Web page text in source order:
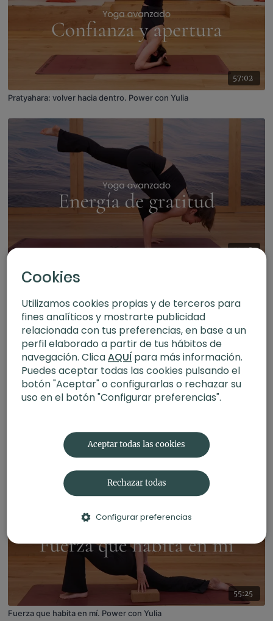
57:02
Pratyahara: volver hacia dentro. Power con Yulia
52:38
Energía de gratitud. Power con Yulia
Sigue jugando. Power con Yulia
55:25
Fuerza que habita en mí. Power con Yulia
Cookies
Utilizamos cookies propias y de terceros para
fines analíticos y mostrarte publicidad
relacionada con tus preferencias, en base a un
perfil elaborado a partir de tus hábitos de
navegación. ClicaAQUÍpara más información.
Puedes aceptar todas las cookies pulsando el
botón "Aceptar" o configurarlas o rechazar su
uso en el botón "Configurar preferencias".
Aceptar todas las cookies
Rechazar todas
Configurar preferencias